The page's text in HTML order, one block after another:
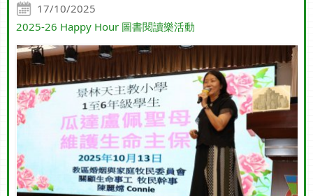
17/10/2025
2025-26 Happy Hour 圖書閱讀樂活動